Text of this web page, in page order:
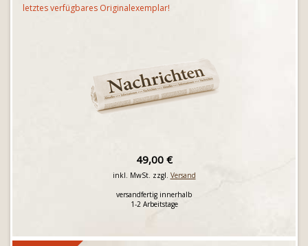
letztes verfügbares Originalexemplar!
49,00 €
inkl. MwSt. zzgl. Versand
versandfertig innerhalb
1-2 Arbeitstage